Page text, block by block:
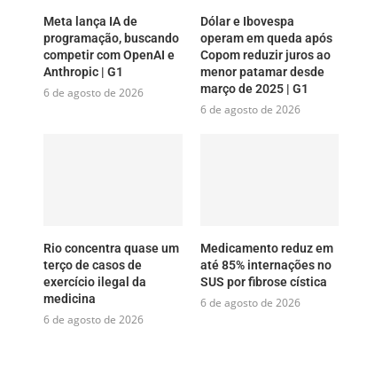
Meta lança IA de
programação, buscando
competir com OpenAI e
Anthropic | G1
6 de agosto de 2026
Dólar e Ibovespa
operam em queda após
Copom reduzir juros ao
menor patamar desde
março de 2025 | G1
6 de agosto de 2026
Rio concentra quase um
terço de casos de
exercício ilegal da
medicina
6 de agosto de 2026
Medicamento reduz em
até 85% internações no
SUS por fibrose cística
6 de agosto de 2026